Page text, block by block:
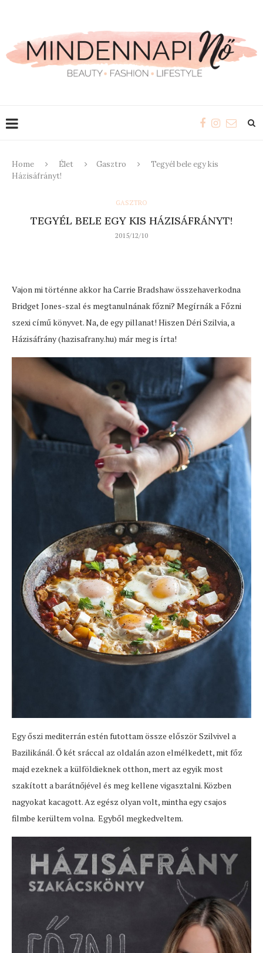
Home Élet Gasztro
Tegyél bele egy kis
Házisáfrányt!
GASZTRO
TEGYÉL BELE EGY KIS HÁZISÁFRÁNYT!
2015/12/10
Vajon mi történne akkor ha Carrie Bradshaw összehaverkodna
Bridget Jones-szal és megtanulnának főzni? Megírnák a Főzni
szexi című könyvet. Na, de egy pillanat! Hiszen Déri Szilvia, a
Házisáfrány (hazisafrany.hu) már meg is írta!
Egy őszi mediterrán estén futottam össze először Szilvivel a
Bazilikánál. Ő két sráccal az oldalán azon elmélkedett, mit főz
majd ezeknek a külföldieknek otthon, mert az egyik most
szakított a barátnőjével és meg kellene vigasztalni. Közben
nagyokat kacagott. Az egész olyan volt, mintha egy csajos
filmbe kerültem volna. Egyből megkedveltem.